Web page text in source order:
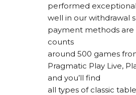
performed
well in our withdrawal
payment methods
counts
around 500 games
Pragmatic Play Live,
and you’ll find
all types of classic